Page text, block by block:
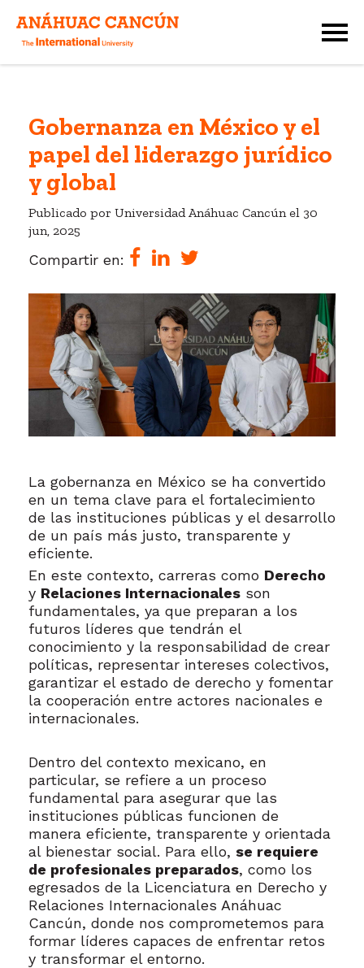
Gobernanza en México y el
papel del liderazgo jurídico
y global
Publicado por Universidad Anáhuac Cancún el 30
jun, 2025
Compartir en:
La gobernanza en México se ha convertido
en un tema clave para el fortalecimiento
de las instituciones públicas y el desarrollo
de un país más justo, transparente y
eficiente.
En este contexto, carreras como Derecho
y Relaciones Internacionales son
fundamentales, ya que preparan a los
futuros líderes que tendrán el
conocimiento y la responsabilidad de crear
políticas, representar intereses colectivos,
garantizar el estado de derecho y fomentar
la cooperación entre actores nacionales e
internacionales.
Dentro del contexto mexicano, en
particular, se refiere a un proceso
fundamental para asegurar que las
instituciones públicas funcionen de
manera eficiente, transparente y orientada
al bienestar social. Para ello, se requiere
de profesionales preparados, como los
egresados de la Licenciatura en Derecho y
Relaciones Internacionales Anáhuac
Cancún, donde nos comprometemos para
formar líderes capaces de enfrentar retos
y transformar el entorno.